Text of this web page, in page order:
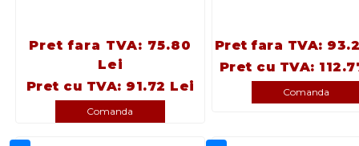
Pret fara TVA: 75.80
Lei
Pret cu TVA: 91.72 Lei
Comanda
Pret fara TVA:
Pret cu TVA:
Comanda